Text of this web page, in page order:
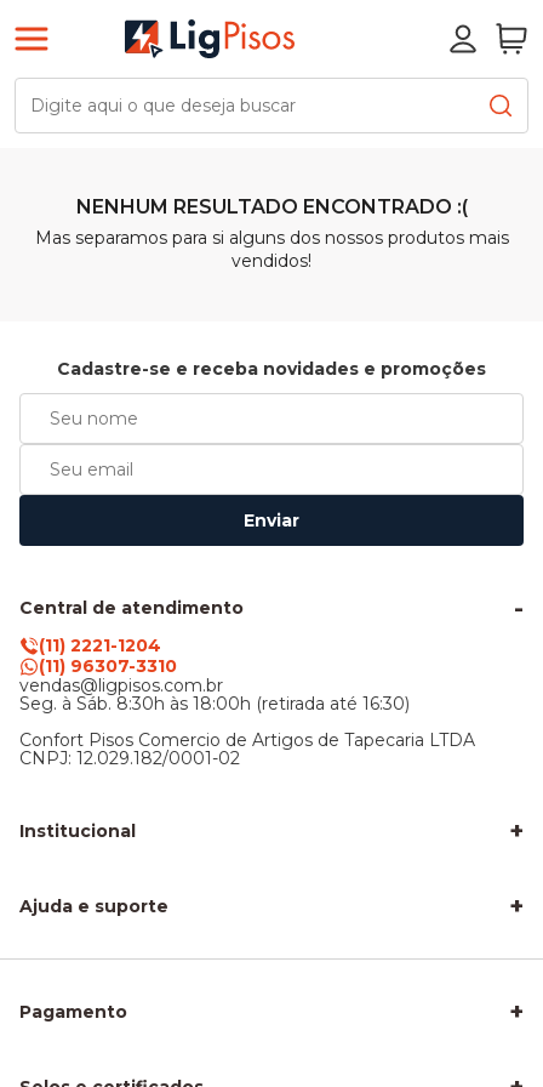
NENHUM RESULTADO ENCONTRADO :(
Mas separamos para si alguns dos nossos produtos mais
vendidos!
Cadastre-se e receba novidades e promoções
Enviar
Central de atendimento
(11) 2221-1204
(11) 96307-3310
vendas@ligpisos.com.br
Seg. à Sáb. 8:30h às 18:00h (retirada até 16:30)
Confort Pisos Comercio de Artigos de Tapecaria LTDA
CNPJ: 12.029.182/0001-02
Institucional +
Sobre nós
Nossa Loja
Ajuda e suporte +
Frete e entrega
Como Calcular a Área do seu Piso
Pagamento +